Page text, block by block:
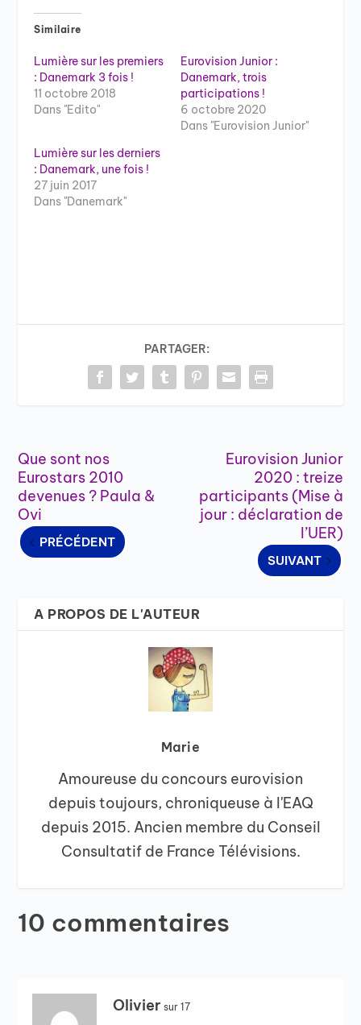
Similaire
Lumière sur les premiers
: Danemark 3 fois !
11 octobre 2018
Dans "Edito"
Eurovision Junior :
Danemark, trois
participations !
6 octobre 2020
Dans "Eurovision Junior"
Lumière sur les derniers
: Danemark, une fois !
27 juin 2017
Dans "Danemark"
PARTAGER:
Que sont nos
Eurostars 2010
devenues ? Paula &
Ovi
PRÉCÉDENT
Eurovision Junior
2020 : treize
participants (Mise à
jour : déclaration de
l’UER)
SUIVANT
A PROPOS DE L'AUTEUR
Marie
Amoureuse du concours eurovision
depuis toujours, chroniqueuse à l'EAQ
depuis 2015. Ancien membre du Conseil
Consultatif de France Télévisions.
10 commentaires
Olivier sur 17